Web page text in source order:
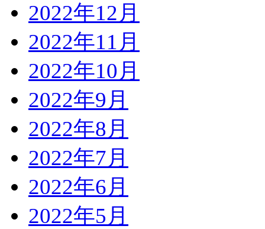
2022年12月
2022年11月
2022年10月
2022年9月
2022年8月
2022年7月
2022年6月
2022年5月